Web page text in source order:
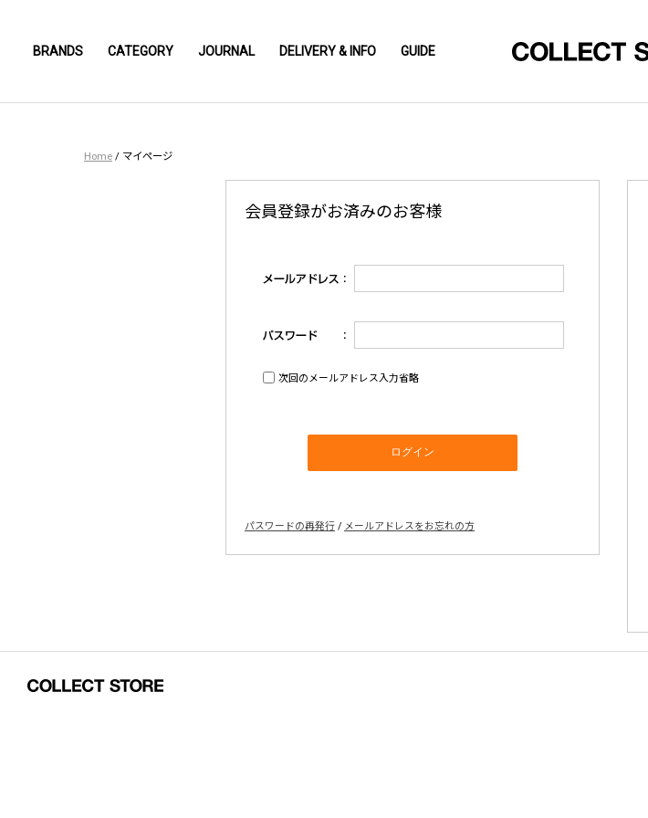
BRANDS CATEGORY JOURNAL DELIVERY & INFO GUIDE
Home / マイページ
会員登録がお済みのお客様
次回のメールアドレス入力省略
パスワードの再発行 / メールアドレスをお忘れの方